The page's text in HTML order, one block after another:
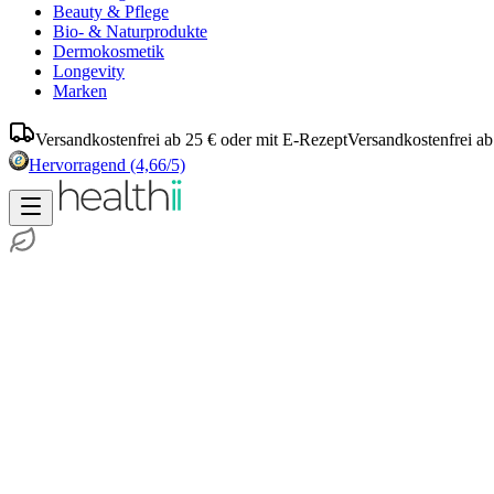
Beauty & Pflege
Bio- & Naturprodukte
Dermokosmetik
Longevity
Marken
Versandkostenfrei ab 25 € oder mit E-RezeptVersandkostenfrei
Hervorragend (4,66/5)